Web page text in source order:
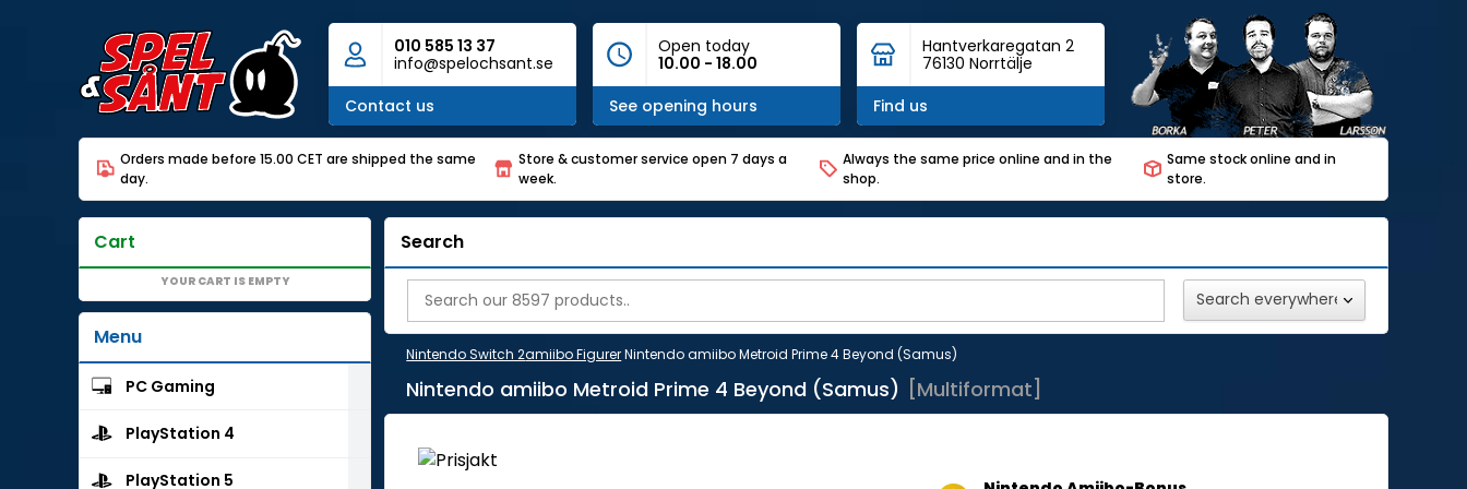
010 585 13 37
info@spelochsant.se
Contact us
Open today
10.00 - 18.00
See opening hours
Hantverkaregatan 2
76130 Norrtälje
Find us
Orders made before 15.00 CET are shipped the same
day.
Store & customer service open 7 days a
week.
Always the same price online and in the
shop.
Same stock online and in
store.
Cart
YOUR CART IS EMPTY
Menu
PC Gaming
PlayStation 4
PlayStation 5
Search
Nintendo Switch 2amiibo FigurerNintendo amiibo Metroid Prime 4 Beyond (Samus)
Nintendo amiibo Metroid Prime 4 Beyond (Samus) [Multiformat]